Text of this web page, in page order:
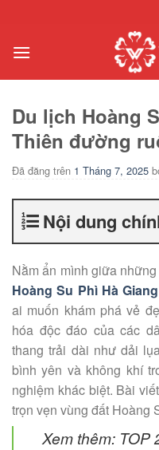
nội
Du lịch Hoàng
Thiên đường
Đã đăng trên 1 Tháng 7, 2025
Nội dung
Nằm ẩn mình giữa
Hoàng Su Phì Hà Giang
ai muốn khám phá vẻ
hóa độc đáo của các
thang trải dài như dải
bình yên và không khí
nghiệm khác biệt. Bài
trọn vẹn vùng đất Hoàng
Xem thêm: TOP